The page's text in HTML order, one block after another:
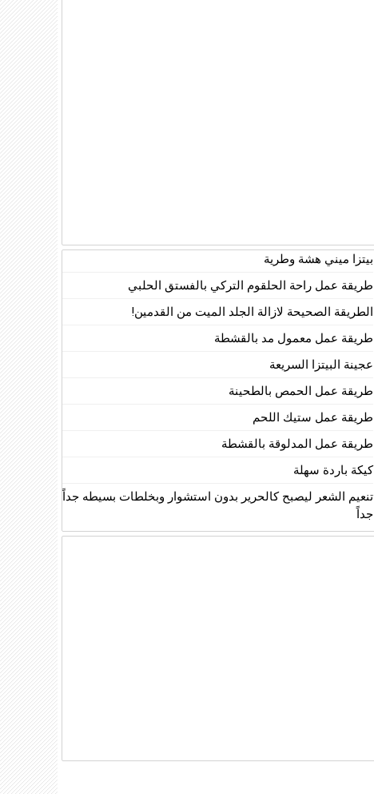
بيتزا ميني هشة وطرية
طريقة عمل راحة الحلقوم التركي بالفستق الحلبي
الطريقة الصحيحة لازالة الجلد الميت من القدمين!
طريقة عمل معمول مد بالقشطة
عجينة البيتزا السريعة
طريقة عمل الحمص بالطحينة
طريقة عمل ستيك اللحم
طريقة عمل المدلوقة بالقشطة
كيكة باردة سهلة
تنعيم الشعر ليصبح كالحرير بدون استشوار وبخلطات بسيطه جداً
جداً